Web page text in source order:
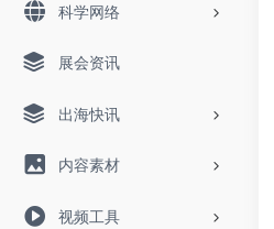
科学网络
展会资讯
出海快讯
内容素材
视频工具